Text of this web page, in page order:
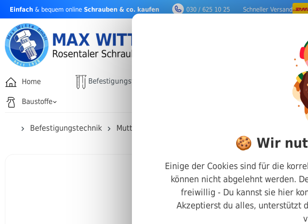
springen
Einfach & bequem online Schrauben & co. kaufen 030 / 625 10 25 Schneller Versand
Home Befestigungstechnik
Baustoffe
Befestigungstechnik Muttern
Art.-Nr.
🍪 Wir
Einige der Cookies sind für die
können nicht abgelehnt werden.
freiwillig - Du kannst sie hier
Akzeptierst du alles, unterstützt